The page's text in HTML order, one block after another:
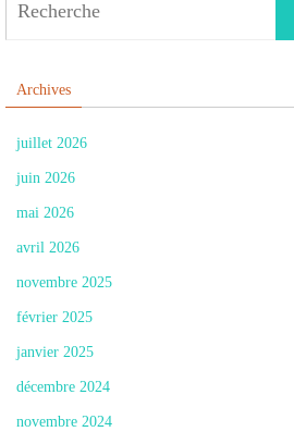
Archives
juillet 2026
juin 2026
mai 2026
avril 2026
novembre 2025
février 2025
janvier 2025
décembre 2024
novembre 2024